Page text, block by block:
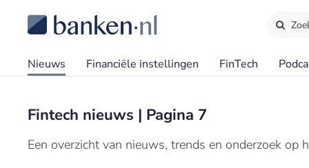
Nieuws Financiële instellingen FinTech
Fintech nieuws | Pagina 7
Een overzicht van nieuws, trends en onderzoek op